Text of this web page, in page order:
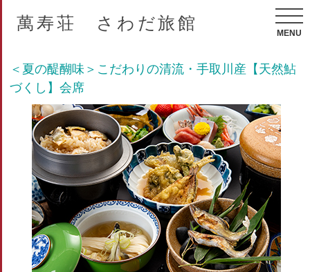
萬寿荘 さわだ旅館
MENU
＜夏の醍醐味＞こだわりの清流・手取川産【天然鮎
づくし】会席